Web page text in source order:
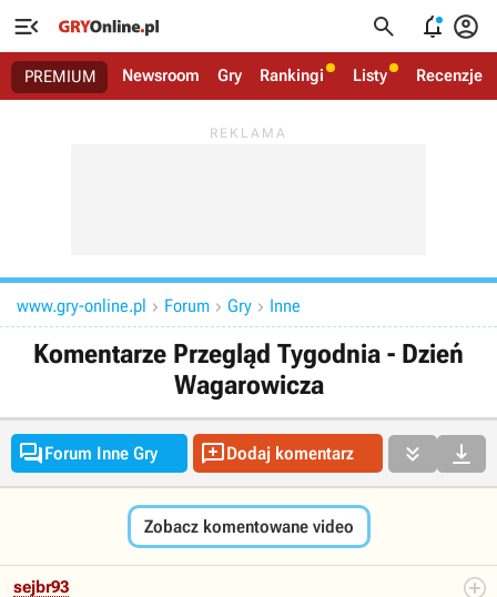
   
PREMIUM Newsroom Gry Rankingi Listy Recenzje
www.gry-online.pl  Forum  Gry  Inne
Komentarze Przegląd Tygodnia - Dzień
Wagarowicza
Forum Inne Gry Dodaj komentarz  
Zobacz komentowane video
sejbr93